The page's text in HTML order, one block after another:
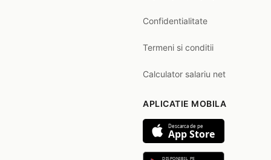
Confidentialitate
Termeni si conditii
Calculator salariu net
APLICATIE MOBILA
Descarca de pe
App Store
DISPONIBIL PE